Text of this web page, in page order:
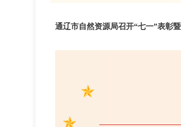
通辽市自然资源局召开“七一”表彰